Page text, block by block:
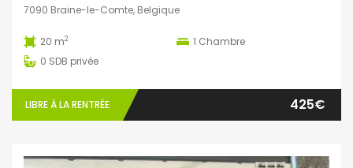
7090 Braine-le-Comte, Belgique
20 m2 1 Chambre
0 SDB privée
LIBRE À LA RENTRÉE 425€